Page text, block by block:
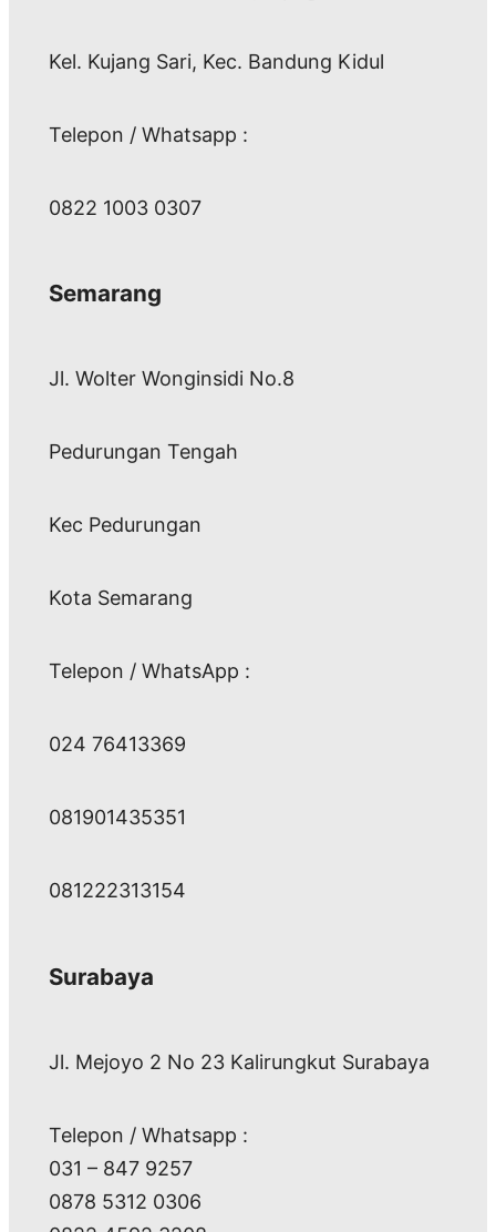
Kel. Kujang Sari, Kec. Bandung Kidul
Telepon / Whatsapp :
0822 1003 0307
Semarang
Jl. Wolter Wonginsidi No.8
Pedurungan Tengah
Kec Pedurungan
Kota Semarang
Telepon / WhatsApp :
024 76413369
081901435351
081222313154
Surabaya
Jl. Mejoyo 2 No 23 Kalirungkut Surabaya
Telepon / Whatsapp :
031 – 847 9257
0878 5312 0306